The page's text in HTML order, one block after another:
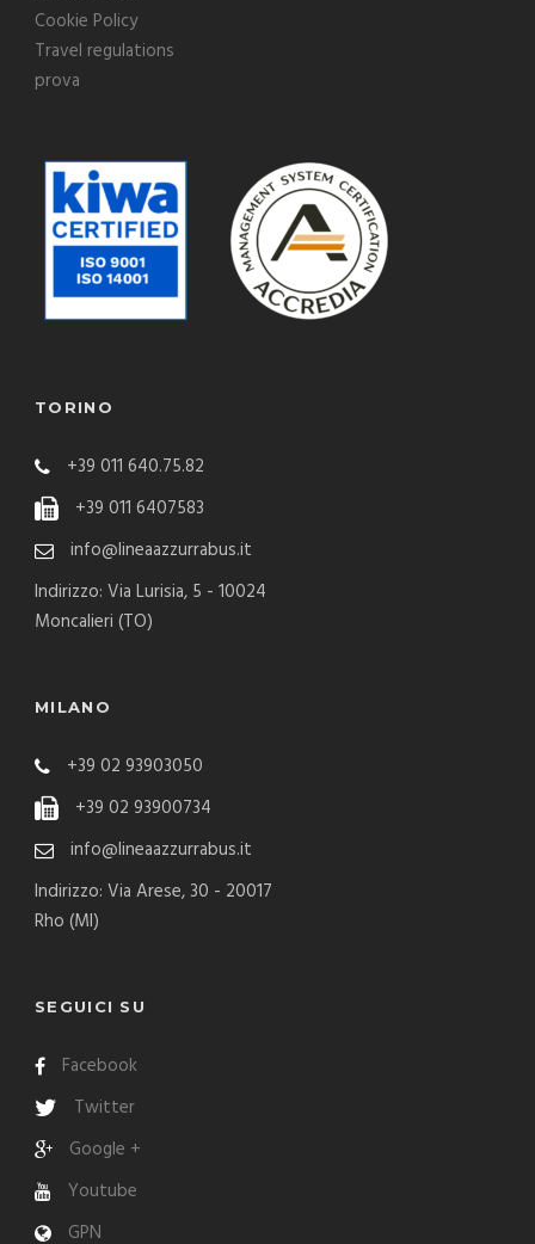
Cookie Policy
Travel regulations
prova
TORINO
+39 011 640.75.82
+39 011 6407583
info@lineaazzurrabus.it
Indirizzo: Via Lurisia, 5 - 10024
Moncalieri (TO)
MILANO
+39 02 93903050
+39 02 93900734
info@lineaazzurrabus.it
Indirizzo: Via Arese, 30 - 20017
Rho (MI)
SEGUICI SU
Facebook
Twitter
Google +
Youtube
GPN